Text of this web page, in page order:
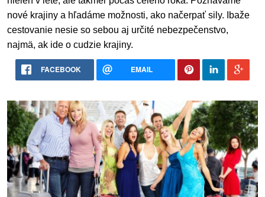
nové krajiny a hľadáme možnosti, ako načerpať sily. Ibaže
cestovanie nesie so sebou aj určité nebezpečenstvo,
najmä, ak ide o cudzie krajiny.
FACEBOOK EMAIL